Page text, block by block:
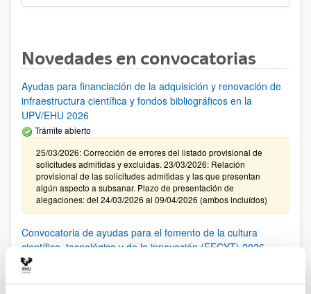
Novedades en convocatorias
Ayudas para financiación de la adquisición y renovación de
infraestructura científica y fondos bibliográficos en la
UPV/EHU 2026
Trámite abierto
25/03/2026: Corrección de errores del listado provisional de
solicitudes admitidas y excluidas. 23/03/2026: Relación
provisional de las solicitudes admitidas y las que presentan
algún aspecto a subsanar. Plazo de presentación de
alegaciones: del 24/03/2026 al 09/04/2026 (ambos incluídos)
Convocatoria de ayudas para el fomento de la cultura
científica, tecnológica y de la innovación (FECYT) 2026
Plazo interno para envío documentación: propuestas